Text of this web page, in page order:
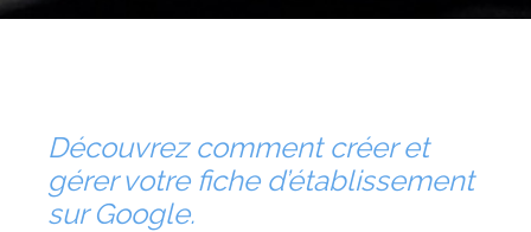
Découvrez comment créer et
gérer votre fiche d’établissement
sur Google.